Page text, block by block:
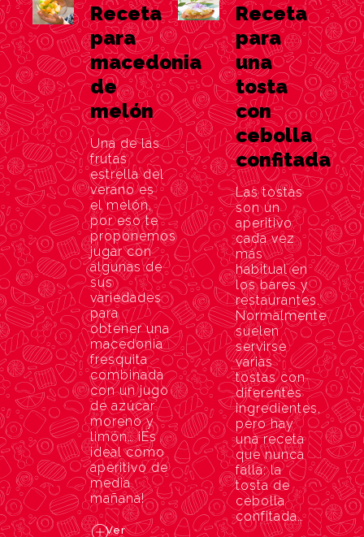
Receta
para
macedonia
de
melón
Una de las
frutas
estrella del
verano es
el melón,
por eso te
proponemos
jugar con
algunas de
sus
variedades
para
obtener una
macedonia
fresquita
combinada
con un jugo
de azúcar
moreno y
limón… ¡Es
ideal como
aperitivo de
media
mañana!
Ver
Receta
para
una
tosta
con
cebolla
confitada
Las tostas
son un
aperitivo
cada vez
más
habitual en
los bares y
restaurantes.
Normalmente
suelen
servirse
varias
tostas con
diferentes
ingredientes,
pero hay
una receta
que nunca
falla: la
tosta de
cebolla
confitada…